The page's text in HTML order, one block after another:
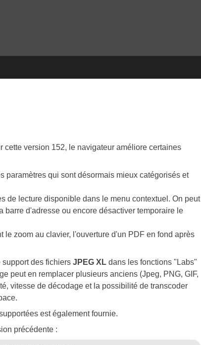
version 152, le navigateur améliore certaines
paramètres qui sont désormais mieux catégorisés et
de lecture disponible dans le menu contextuel. On peut
d'adresse ou encore désactiver temporaire le
zoom au clavier, l'ouverture d'un PDF en fond après
des fichiers JPEG XL dans les fonctions "Labs"
peut en remplacer plusieurs anciens (Jpeg, PNG, GIF,
vitesse de décodage et la possibilité de transcoder
est également fournie.
précédente :